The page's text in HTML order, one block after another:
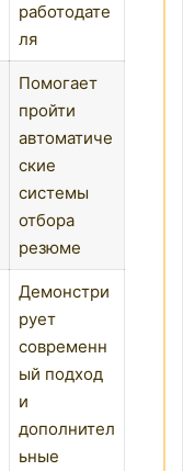
работодате
ля
Помогает
пройти
автоматиче
ские
системы
отбора
резюме
Демонстри
рует
современн
ый подход
и
дополнител
ьные